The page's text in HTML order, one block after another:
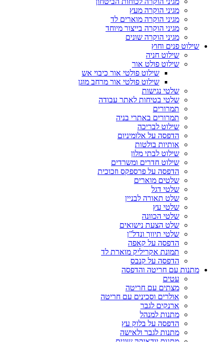
מגיני הוקרה מעץ
מגיני הוקרה מוארים לד
מגיני הוקרה בייצור מיוחד
מגיני הוקרה שונים
שילוט פנים וחוץ
שילוט חניה
שילוט פולט אור
שילוט פולטי אור כיבוי אש
שילוט פולטי אור מרחב מוגן
שלטי נגישות
שלטי בטיחות לאתר עבודה
תמרורים
תמרורים באתרי בניה
שילוט לבריכה
הדפסה על אלומיניום
אותיות בולטות
שילוט לבתי מלון
שילוט חדרים ומשרדים
הדפסה על פרספקס וזכוכית
שלטים מוארים
שלטי דגל
שלט תאורה לבניין
שלטי עץ
שלטי הכוונה
שלט הצעת נישואים
שלטי תיווך ונדל”ן
הדפסה על קאפה
תמונת אקריליק מוארת לד
הדפסה על קנבס
מתנות עם חריטה והדפסה
עטים
מצתים עם חריטה
אולרים וסכינים עם חריטה
ארנקים לגבר
מתנות למנהל
הדפסה על בלוק עץ
מתנות לגבר ולאישה